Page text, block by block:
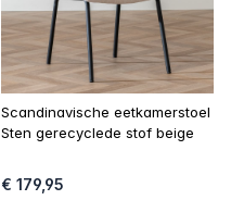
Scandinavische eetkamerstoel
Sten gerecyclede stof beige
€ 179,95